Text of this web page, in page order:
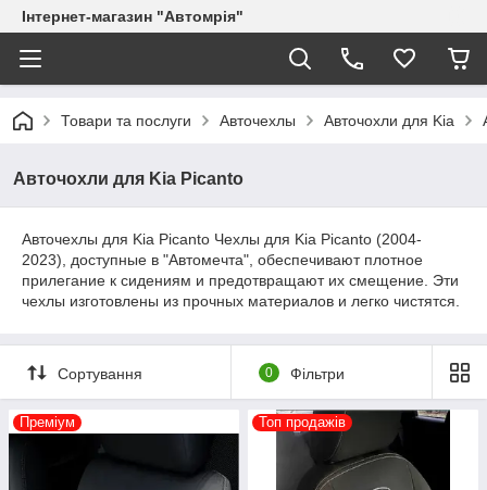
Інтернет-магазин "Автомрія"
Товари та послуги Авточехлы Авточохли для Kia
Авточохли для Kia Picanto
Авточехлы для Kia Picanto Чехлы для Kia Picanto (2004-
2023), доступные в "Автомечта", обеспечивают плотное
прилегание к сидениям и предотвращают их смещение. Эти
чехлы изготовлены из прочных материалов и легко чистятся.
Сортування 0 Фільтри
Преміум Топ продажів